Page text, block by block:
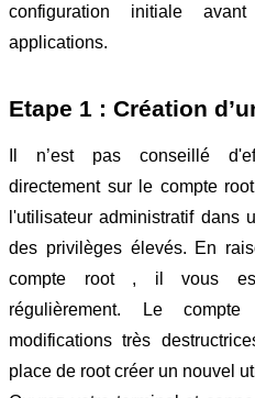
configuration initiale
applications.
Etape 1 : Création
Il n’est pas conseillé
directement sur le compte
l'utilisateur administratif dans
des privilèges élevés. En
compte root , il vous
régulièrement. Le
modifications très
place de root créer un nouvel